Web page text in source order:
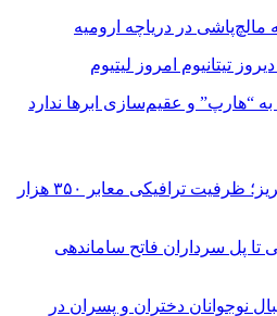
در دریاچه ارومیه
تیتانیوم امروز لیتیوم
“هارپ” و عقیم‌سازی ابرها ندارد
یک میلیون خودرو در تبریز؛ ظرفیت ترافیکی معابر ۳۵۰ هزار
تا پل سرداران فاتح ساماندهی
نوجوانان دختران و پسران در